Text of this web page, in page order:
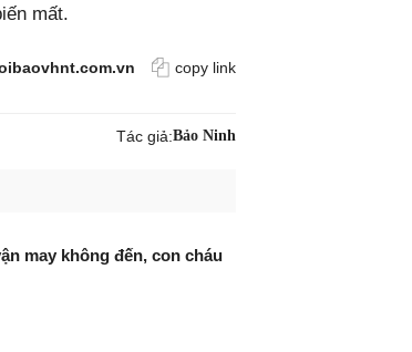
mất.
copy link
Tác giả:Bảo Ninh
may không đến, con cháu